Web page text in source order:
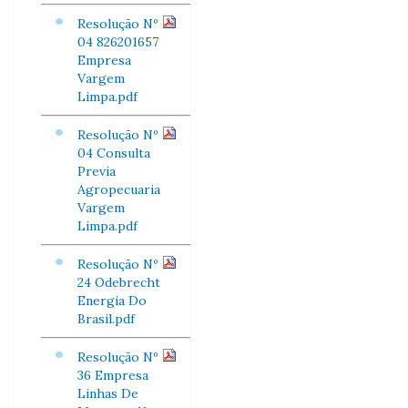
Resolução Nº
04 826201657
Empresa
Vargem
Limpa.pdf
Resolução Nº
04 Consulta
Previa
Agropecuaria
Vargem
Limpa.pdf
Resolução Nº
24 Odebrecht
Energia Do
Brasil.pdf
Resolução Nº
36 Empresa
Linhas De